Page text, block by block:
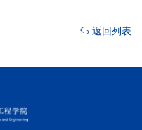
返回列表